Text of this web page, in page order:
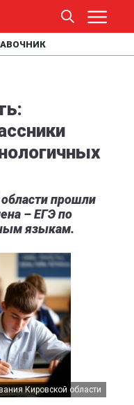
прошли
– ЕГЭ по
языкам.
Кировской области